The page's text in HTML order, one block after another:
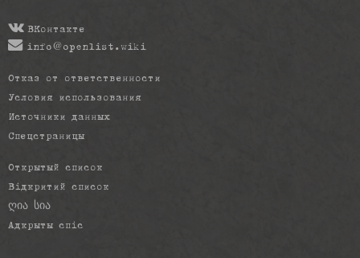
ВКонтакте
info@openlist.wiki
Отказ от ответственности
Условия использования
Источники данных
Спецстраницы
Открытый список
Відкритий список
ღია სია
Адкрыты спіс